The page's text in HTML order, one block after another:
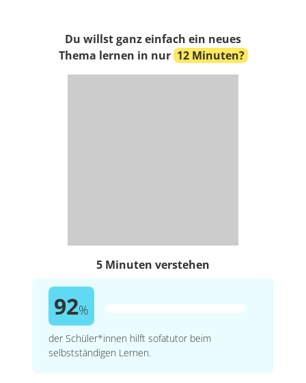
Du willst ganz einfach ein neues
Thema lernen in nur 12 Minuten?
5 Minuten verstehen
92%
der Schüler*innen hilft sofatutor beim
selbstständigen Lernen.